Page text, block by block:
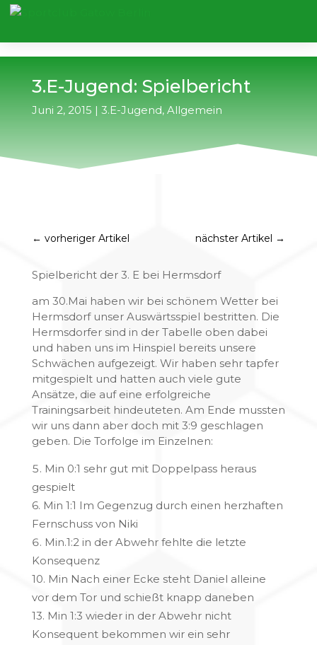
3.E-Jugend: Spielbericht
Juni 2, 2015 | 3.E-Jugend, Allgemein
← vorheriger Artikel nächster Artikel →
Spielbericht der 3. E bei Hermsdorf
am 30.Mai haben wir bei schönem Wetter bei
Hermsdorf unser Auswärtsspiel bestritten. Die
Hermsdorfer sind in der Tabelle oben dabei
und haben uns im Hinspiel bereits unsere
Schwächen aufgezeigt. Wir haben sehr tapfer
mitgespielt und hatten auch viele gute
Ansätze, die auf eine erfolgreiche
Trainingsarbeit hindeuteten. Am Ende mussten
wir uns dann aber doch mit 3:9 geschlagen
geben. Die Torfolge im Einzelnen:
Min 0:1 sehr gut mit Doppelpass heraus
gespielt
6. Min 1:1 Im Gegenzug durch einen herzhaften
Fernschuss von Niki
Min.1:2 in der Abwehr fehlte die letzte
Konsequenz
10. Min Nach einer Ecke steht Daniel alleine
vor dem Tor und schießt knapp daneben
13. Min 1:3 wieder in der Abwehr nicht
Konsequent bekommen wir ein sehr